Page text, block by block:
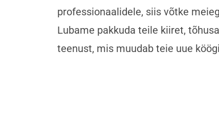
professionaalidele, siis võtke
Lubame pakkuda teile kiiret,
teenust, mis muudab teie uue